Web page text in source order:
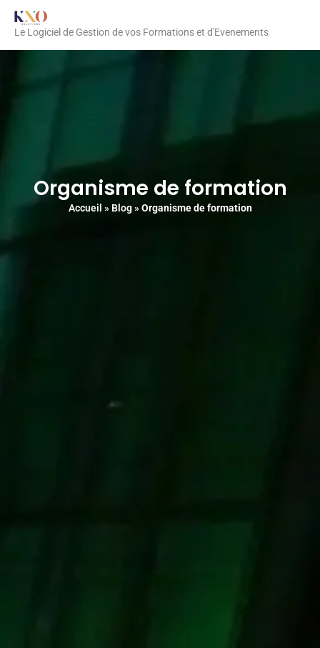
Le Logiciel de Gestion de vos Formations et d'Evenements
Organisme de formation
Accueil » Blog»Organisme de formation